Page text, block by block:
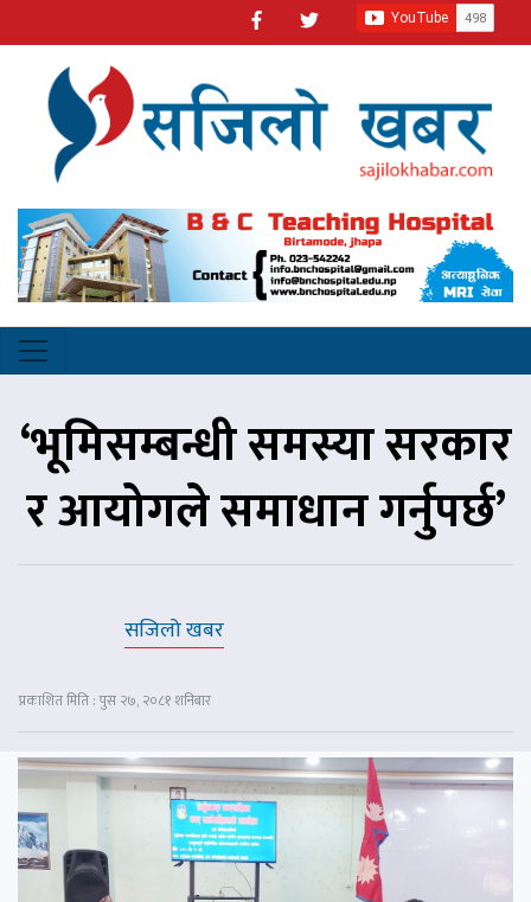
‘भूमिसम्बन्धी समस्या सरकार
र आयोगले समाधान गर्नुपर्छ’
सजिलो खबर
प्रकाशित मिति : पुस २७, २०८१ शनिबार